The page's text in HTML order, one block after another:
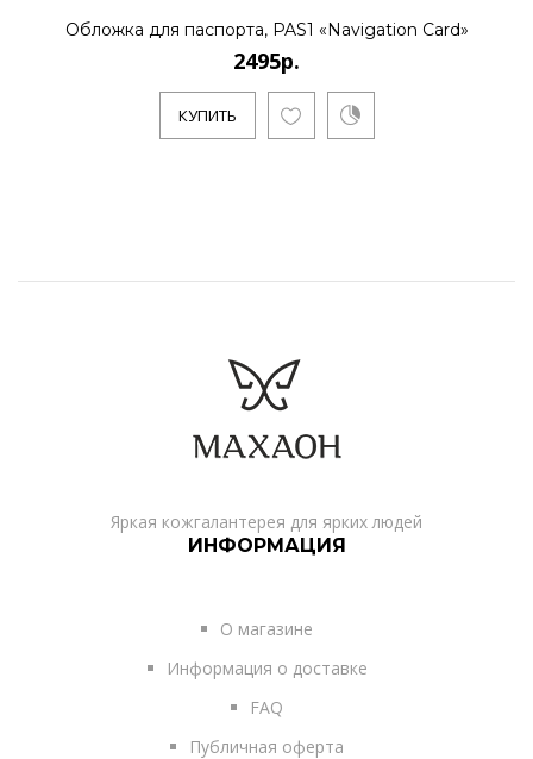
Обложка для паспорта, PAS1 «Navigation Card»
2495р.
КУПИТЬ
Яркая кожгалантерея для ярких людей
ИНФОРМАЦИЯ
О магазине
Информация о доставке
FAQ
Публичная оферта